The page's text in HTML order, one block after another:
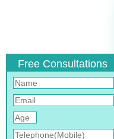
Free Consultations